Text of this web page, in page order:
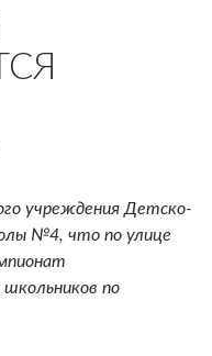
учреждения Детско-
№4, что по улице
по